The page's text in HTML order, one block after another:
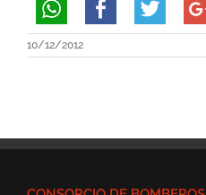
10/12/2012